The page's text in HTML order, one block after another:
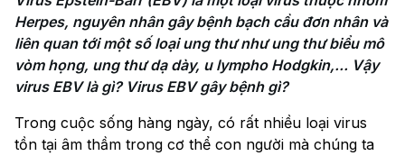
Herpes, nguyên nhân gây bệnh bạch cầu đơn nhân và
liên quan tới một số loại ung thư như ung thư biểu mô
vòm họng, ung thư dạ dày, u lympho Hodgkin,... Vậy
virus EBV là gì? Virus EBV gây bệnh gì?
Trong cuộc sống hàng ngày, có rất nhiều loại virus
tồn tại âm thầm trong cơ thể con người mà chúng ta